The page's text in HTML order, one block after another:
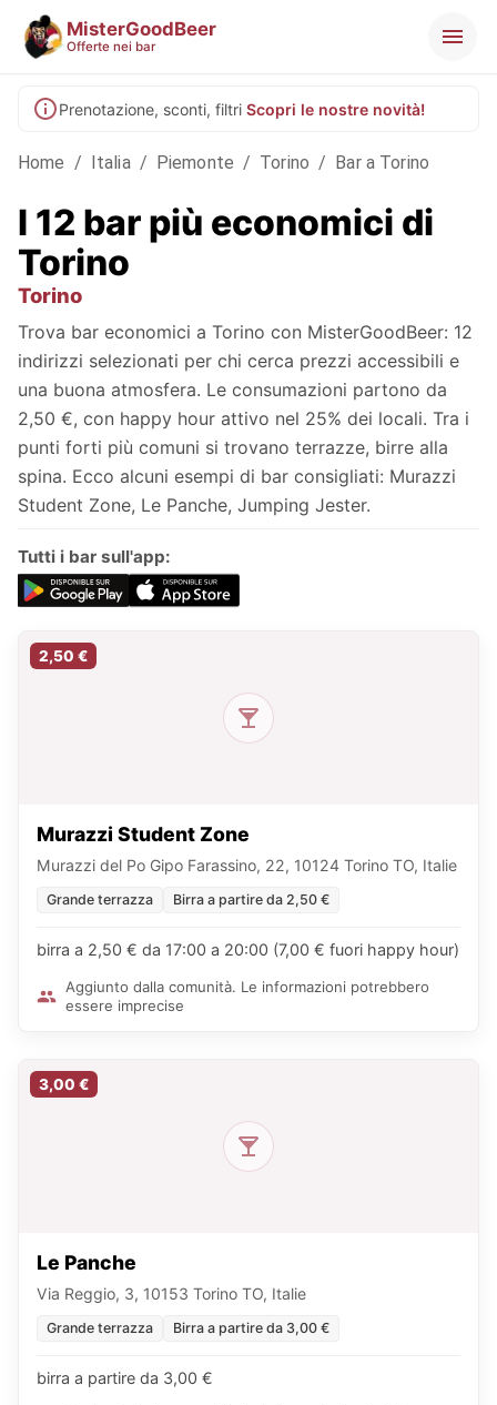
MisterGoodBeer
Offerte nei bar
Prenotazione, sconti, filtri Scopri le nostre novità!
Home / Italia / Piemonte / Torino / Bar a Torino
I 12 bar più economici di
Torino
Torino
Trova bar economici a Torino con MisterGoodBeer: 12
indirizzi selezionati per chi cerca prezzi accessibili e
una buona atmosfera. Le consumazioni partono da
2,50 €, con happy hour attivo nel 25% dei locali. Tra i
punti forti più comuni si trovano terrazze, birre alla
spina. Ecco alcuni esempi di bar consigliati: Murazzi
Student Zone, Le Panche, Jumping Jester.
Tutti i bar sull'app:
2,50 €
Murazzi Student Zone
Murazzi del Po Gipo Farassino, 22, 10124 Torino TO, Italie
Grande terrazza Birra a partire da 2,50 €
birra a 2,50 € da 17:00 a 20:00 (7,00 € fuori happy hour)
Aggiunto dalla comunità. Le informazioni potrebbero
essere imprecise
3,00 €
Le Panche
Via Reggio, 3, 10153 Torino TO, Italie
Grande terrazza Birra a partire da 3,00 €
birra a partire da 3,00 €